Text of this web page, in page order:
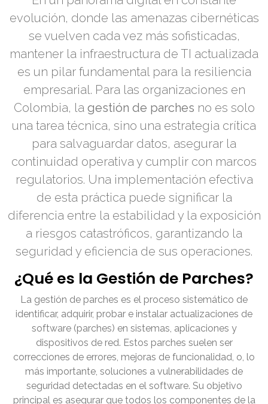
evolución, donde las amenazas cibernéticas
se vuelven cada vez más sofisticadas,
mantener la infraestructura de TI actualizada
es un pilar fundamental para la resiliencia
empresarial. Para las organizaciones en
Colombia, la gestión de parches no es solo
una tarea técnica, sino una estrategia crítica
para salvaguardar datos, asegurar la
continuidad operativa y cumplir con marcos
regulatorios. Una implementación efectiva
de esta práctica puede significar la
diferencia entre la estabilidad y la exposición
a riesgos catastróficos, garantizando la
seguridad y eficiencia de sus operaciones.
¿Qué es la Gestión de Parches?
La gestión de parches es el proceso sistemático de
identificar, adquirir, probar e instalar actualizaciones de
software (parches) en sistemas, aplicaciones y
dispositivos de red. Estos parches suelen ser
correcciones de errores, mejoras de funcionalidad, o, lo
más importante, soluciones a vulnerabilidades de
seguridad detectadas en el software. Su objetivo
principal es asegurar que todos los componentes de la